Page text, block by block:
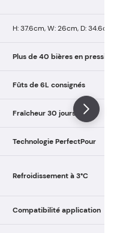
H: 37.6cm, W: 26cm, D: 34.6cm
Plus de 40 bières en pression
Fûts de 6L consignés
Fraîcheur 30 jours
Technologie PerfectPour
Refroidissement à 3°C
Compatibilité application